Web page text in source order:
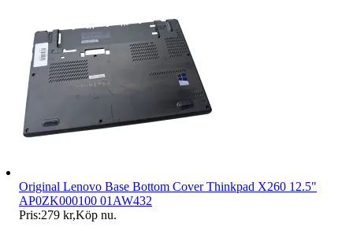
Original Lenovo Base Bottom Cover Thinkpad X260 12.5"
AP0ZK000100 01AW432
Pris:279 kr,Köp nu.